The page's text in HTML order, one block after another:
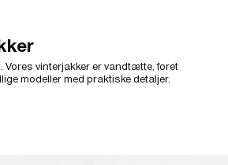
Vores vinterjakker er vandtætte, foret
modeller med praktiske detaljer.